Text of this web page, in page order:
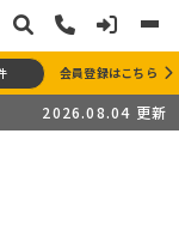
会員登録はこちら
2026.08.04 更新